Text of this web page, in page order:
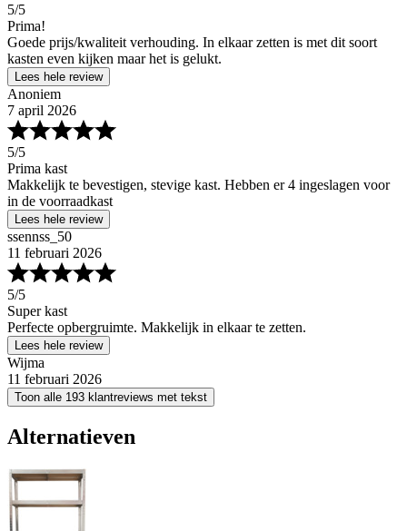
5/5
Prima!
Goede prijs/kwaliteit verhouding. In elkaar zetten is met dit soort
kasten even kijken maar het is gelukt.
Lees hele review
Anoniem
7 april 2026
5/5
Prima kast
Makkelijk te bevestigen, stevige kast. Hebben er 4 ingeslagen voor
in de voorraadkast
Lees hele review
ssennss_50
11 februari 2026
5/5
Super kast
Perfecte opbergruimte. Makkelijk in elkaar te zetten.
Lees hele review
Wijma
11 februari 2026
Toon alle 193 klantreviews met tekst
Alternatieven